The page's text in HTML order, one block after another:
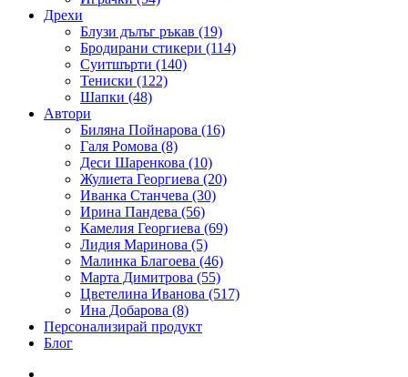
Дрехи
Блузи дълъг ръкав (19)
Бродирани стикери (114)
Суитшърти (140)
Тениски (122)
Шапки (48)
Автори
Биляна Пойнарова (16)
Галя Ромова (8)
Деси Шаренкова (10)
Жулиета Георгиева (20)
Иванка Станчева (30)
Ирина Пандева (56)
Камелия Георгиева (69)
Лидия Маринова (5)
Малинка Благоева (46)
Марта Димитрова (55)
Цветелина Иванова (517)
Ина Добарова (8)
Персонализирай продукт
Блог